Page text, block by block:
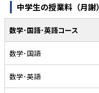
中学生の授業料（月謝）
数学･国語･英語コース
数学･国語
数学･英語